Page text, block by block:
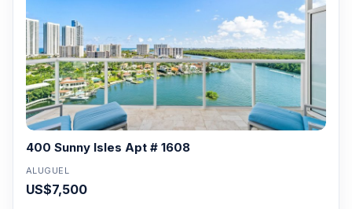
400 Sunny Isles Apt # 1608
ALUGUEL
US$7,500